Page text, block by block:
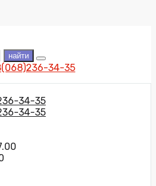
найти
34-35
34-35
34-35